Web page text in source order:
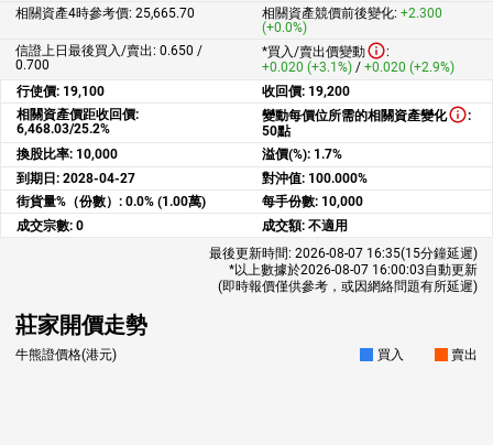
相關資產4時參考價: 25,665.70 相關資產競價前後變化: +2.300
(+0.0%)
信證上日最後買入/賣出: 0.650 /
0.700
*買入/賣出價變動
:
+0.020 (+3.1%) / +0.020 (+2.9%)
行使價: 19,100 收回價: 19,200
相關資產價距收回價:
6,468.03/25.2%
變動每價位所需的相關資產變化
:
50點
換股比率: 10,000 溢價(%): 1.7%
到期日: 2028-04-27 對沖值: 100.000%
街貨量%（份數）: 0.0% (1.00萬) 每手份數: 10,000
成交宗數: 0 成交額: 不適用
最後更新時間: 2026-08-07 16:35(15分鐘延遲)
*以上數據於2026-08-07 16:00:03自動更新
(即時報價僅供參考，或因網絡問題有所延遲)
莊家開價走勢
牛熊證價格(港元) 買入 賣出